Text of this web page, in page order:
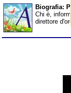
Biografia:
Chi è,
direttore